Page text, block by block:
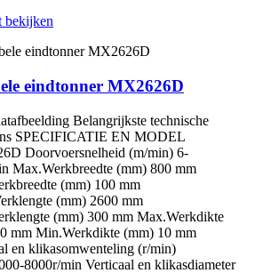
bekijken
eindtonner MX2626D
Belangrijkste technische
SPECIFICATIE EN MODEL
Doorvoersnelheid (m/min) 6-
Max.Werkbreedte (mm) 800 mm
(mm) 100 mm
(mm) 2600 mm
(mm) 300 mm Max.Werkdikte
mm Min.Werkdikte (mm) 10 mm
en klikasomwenteling (r/min)
8000r/min Verticaal en klikasdiameter